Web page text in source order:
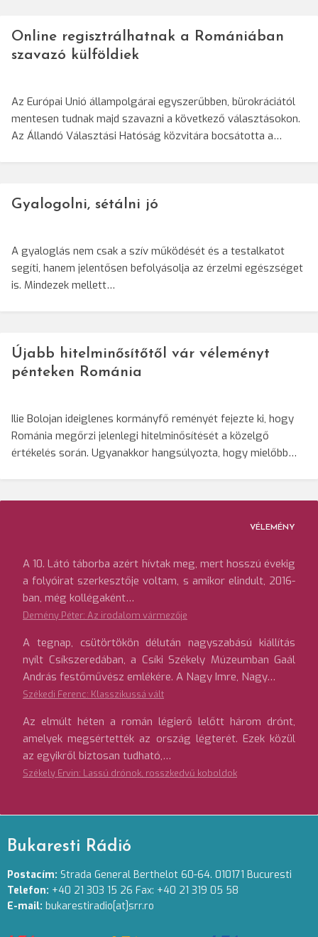
Online regisztrálhatnak a Romániában
szavazó külföldiek
Az Európai Unió állampolgárai egyszerűbben, bürokráciától
mentesen tudnak majd szavazni a következő választásokon.
Az Állandó Választási Hatóság közvitára bocsátotta a…
Gyalogolni, sétálni jó
A gyaloglás nem csak a szív működését és a testalkatot
segíti, hanem jelentősen befolyásolja az érzelmi egészséget
is. Mindezek mellett…
Újabb hitelminősítőtől vár véleményt
pénteken Románia
Ilie Bolojan ideiglenes kormányfő reményét fejezte ki, hogy
Románia megőrzi jelenlegi hitelminősítését a közelgő
értékelés során. Ugyanakkor hangsúlyozta, hogy mielőbb…
VÉLEMÉNY
A 10. Látó táborba azért hívtak meg, mert hosszú évekig
a folyóirat szerkesztője voltam, s amikor elindult, 2016-
ban, még kollégaként…
Demény Péter: Az irodalom vármezője
A tegnap, csütörtökön délután nagyszabású kiállítás
nyílt Csíkszeredában, a Csíki Székely Múzeumban Gaál
András festőművész emlékére. A Nagy Imre, Nagy…
Székedi Ferenc: Klasszikussá vált
Az elmúlt héten a román légierő lelőtt három drónt,
amelyek megsértették az ország légterét. Ezek közül
az egyikről biztosan tudható,…
Székely Ervin: Lassú drónok, rosszkedvű koboldok
Bukaresti Rádió
Postacím: Strada General Berthelot 60-64. 010171 Bucuresti
Telefon: +40 21 303 15 26 Fax: +40 21 319 05 58
E-mail: bukarestiradio[at]srr.ro